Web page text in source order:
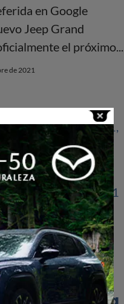
en Google
Jeep Grand
el próximo...
de 2021